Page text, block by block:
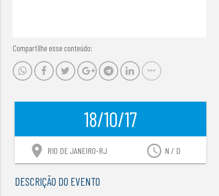
Compartilhe esse conteúdo:
18/10/17
access_time N / D
location_on RIO DE JANEIRO-RJ
DESCRIÇÃO DO EVENTO